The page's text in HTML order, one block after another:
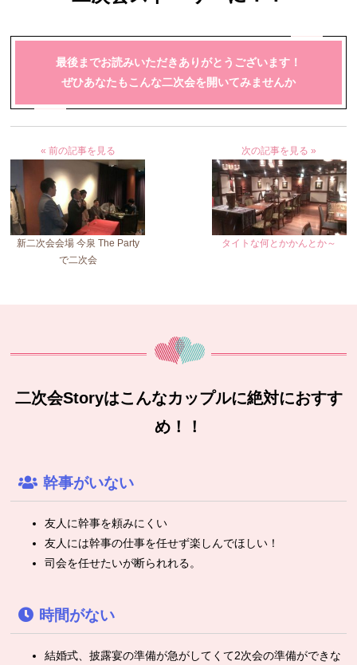
最後までお読みいただきありがとうございます！
ぜひあなたもこんな二次会を開いてみませんか
« 前の記事を見る
新二次会会場 今泉 The Party
で二次会
次の記事を見る »
タイトな何とかかんとか～
二次会Storyはこんなカップルに絶対におすす
め！！
幹事がいない
友人に幹事を頼みにくい
友人には幹事の仕事を任せず楽しんでほしい！
司会を任せたいが断られれる。
時間がない
結婚式、披露宴の準備が急がしてくて2次会の準備ができな